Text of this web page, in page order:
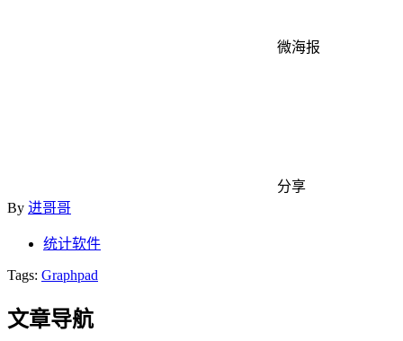
微海报
分享
By 进哥哥
统计软件
Tags: Graphpad
文章导航